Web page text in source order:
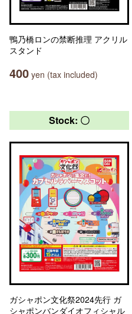
鴨乃橋ロンの禁断推理 アクリル
スタンド
400 yen (tax included)
Stock: 〇
ガシャポン文化祭2024先行 ガ
シャポンバンダイオフィシャル